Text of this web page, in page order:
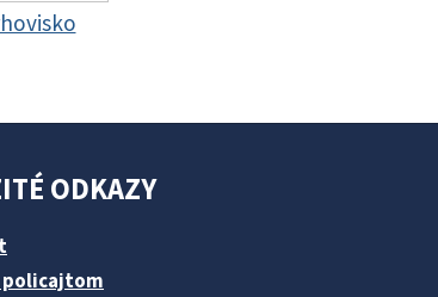
ODKAZY
policajtom